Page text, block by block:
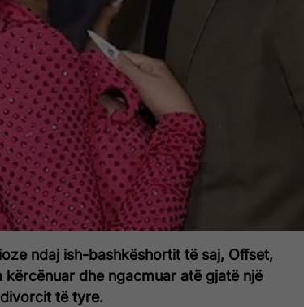
ndaj ish-bashkëshortit të saj, Offset,
kërcënuar dhe ngacmuar atë gjatë një
të tyre.